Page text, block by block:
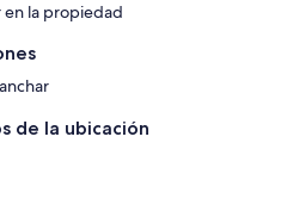
la propiedad
de la ubicación